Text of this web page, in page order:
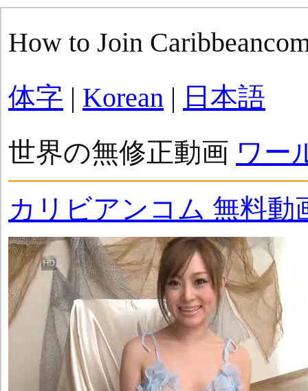
How to Join
体字 | Korean | 日本語
世界の無修正動画 ワー
カリビアンコム 無料動